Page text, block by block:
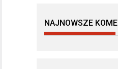
NAJNOWSZE